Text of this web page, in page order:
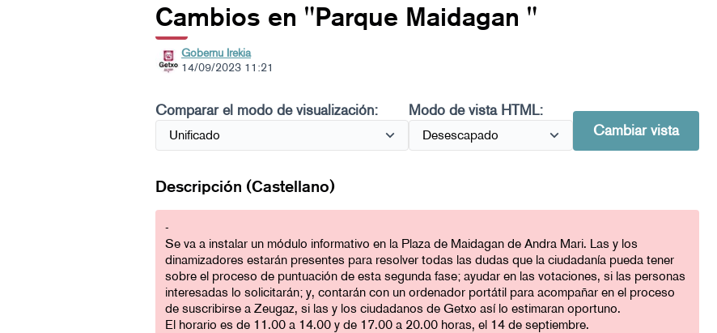
Cambios en "Parque Maidagan "
Gobernu Irekia
14/09/2023 11:21
Comparar el modo de visualización:
Modo de vista HTML:
Cambiar vista
Descripción (Castellano)
-
Se va a instalar un módulo informativo en la Plaza de Maidagan de Andra Mari. Las y los
dinamizadores estarán presentes para resolver todas las dudas que la ciudadanía pueda tener
sobre el proceso de puntuación de esta segunda fase; ayudar en las votaciones, si las personas
interesadas lo solicitarán; y, contarán con un ordenador portátil para acompañar en el proceso
de suscribirse a Zeugaz, si las y los ciudadanos de Getxo así lo estimaran oportuno.
El horario es de 11.00 a 14.00 y de 17.00 a 20.00 horas, el 14 de septiembre.